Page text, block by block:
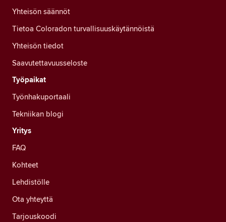
Yhteisön säännöt
Tietoa Coloradon turvallisuuskäytännöistä
Yhteisön tiedot
Saavutettavuusseloste
Työpaikat
Työnhakuportaali
Tekniikan blogi
Yritys
FAQ
Kohteet
Lehdistölle
Ota yhteyttä
Tarjouskoodi